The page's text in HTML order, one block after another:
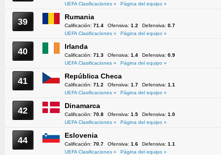
UEFA Clasificaciones »
Página del equipo »
39 Rumania
Calificación: 71.4 Ofensiva: 1.2 Defensiva: 0.7
UEFA Clasificaciones »
Página del equipo »
40 Irlanda
Calificación: 71.3 Ofensiva: 1.4 Defensiva: 0.9
UEFA Clasificaciones »
Página del equipo »
41 República Checa
Calificación: 71.2 Ofensiva: 1.7 Defensiva: 1.1
UEFA Clasificaciones »
Página del equipo »
42 Dinamarca
Calificación: 70.8 Ofensiva: 1.5 Defensiva: 1.0
UEFA Clasificaciones »
Página del equipo »
44 Eslovenia
Calificación: 70.7 Ofensiva: 1.6 Defensiva: 1.1
UEFA Clasificaciones »
Página del equipo »